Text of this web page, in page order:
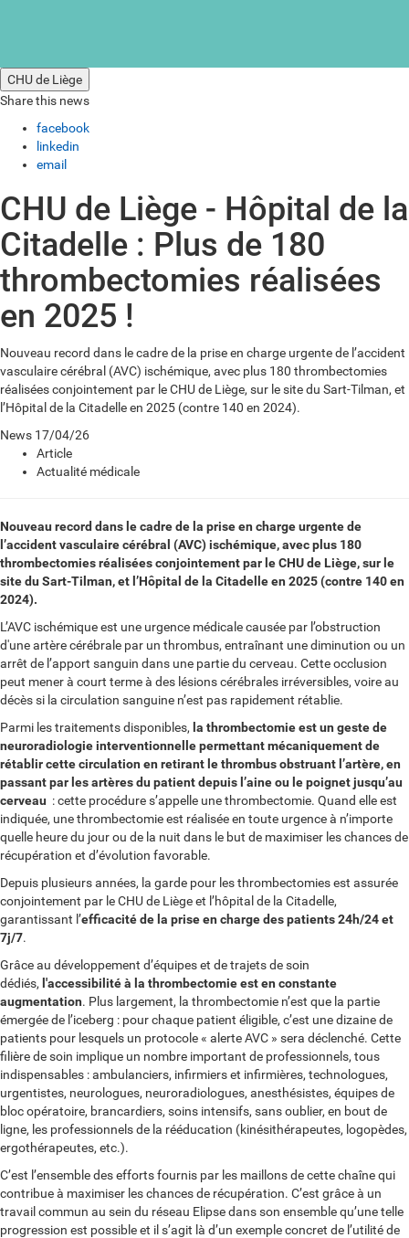
CHU de Liège
Share this news
facebook
linkedin
email
CHU de Liège - Hôpital de la
Citadelle : Plus de 180
thrombectomies réalisées
en 2025 !
Nouveau record dans le cadre de la prise en charge urgente de l’accident
vasculaire cérébral (AVC) ischémique, avec plus 180 thrombectomies
réalisées conjointement par le CHU de Liège, sur le site du Sart-Tilman, et
l’Hôpital de la Citadelle en 2025 (contre 140 en 2024).
News 17/04/26
Article
Actualité médicale
Nouveau record dans le cadre de la prise en charge urgente de
l’accident vasculaire cérébral (AVC) ischémique, avec plus 180
thrombectomies réalisées conjointement par le CHU de Liège, sur le
site du Sart-Tilman, et l’Hôpital de la Citadelle en 2025 (contre 140 en
2024).
L’AVC ischémique est une urgence médicale causée par l’obstruction
d'une artère cérébrale par un thrombus, entraînant une diminution ou un
arrêt de l’apport sanguin dans une partie du cerveau. Cette occlusion
peut mener à court terme à des lésions cérébrales irréversibles, voire au
décès si la circulation sanguine n’est pas rapidement rétablie.
Parmi les traitements disponibles, la thrombectomie est un geste de
neuroradiologie interventionnelle permettant mécaniquement de
rétablir cette circulation en retirant le thrombus obstruant l’artère, en
passant par les artères du patient depuis l’aine ou le poignet jusqu’au
cerveau : cette procédure s’appelle une thrombectomie. Quand elle est
indiquée, une thrombectomie est réalisée en toute urgence à n’importe
quelle heure du jour ou de la nuit dans le but de maximiser les chances de
récupération et d’évolution favorable.
Depuis plusieurs années, la garde pour les thrombectomies est assurée
conjointement par le CHU de Liège et l’hôpital de la Citadelle,
garantissant l’efficacité de la prise en charge des patients 24h/24 et
7j/7.
Grâce au développement d’équipes et de trajets de soin
dédiés, l'accessibilité à la thrombectomie est en constante
augmentation. Plus largement, la thrombectomie n’est que la partie
émergée de l’iceberg : pour chaque patient éligible, c’est une dizaine de
patients pour lesquels un protocole « alerte AVC » sera déclenché. Cette
filière de soin implique un nombre important de professionnels, tous
indispensables : ambulanciers, infirmiers et infirmières, technologues,
urgentistes, neurologues, neuroradiologues, anesthésistes, équipes de
bloc opératoire, brancardiers, soins intensifs, sans oublier, en bout de
ligne, les professionnels de la rééducation (kinésithérapeutes, logopèdes,
ergothérapeutes, etc.).
C’est l’ensemble des efforts fournis par les maillons de cette chaîne qui
contribue à maximiser les chances de récupération. C’est grâce à un
travail commun au sein du réseau Elipse dans son ensemble qu’une telle
progression est possible et il s’agit là d’un exemple concret de l’utilité de